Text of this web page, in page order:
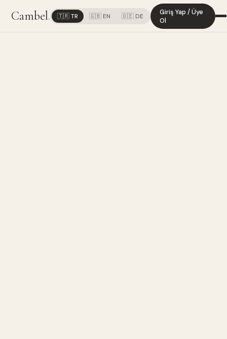
Cambel. 🇹🇷 TR 🇬🇧 EN 🇩🇪 DE
Giriş Yap / Üye
Ol